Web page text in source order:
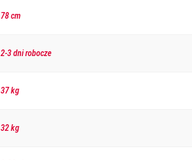
78 cm
2-3 dni robocze
37 kg
32 kg